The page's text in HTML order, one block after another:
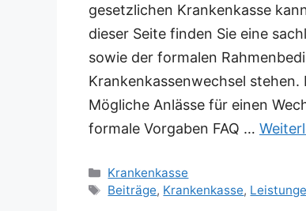
gesetzlichen Krankenkasse
dieser Seite finden Sie eine
sowie der formalen
Krankenkassenwechsel
Mögliche Anlässe für einen
formale Vorgaben FAQ …
Kategorien
Krankenkasse
Schlagwörter
Beiträge, Krankenkasse,